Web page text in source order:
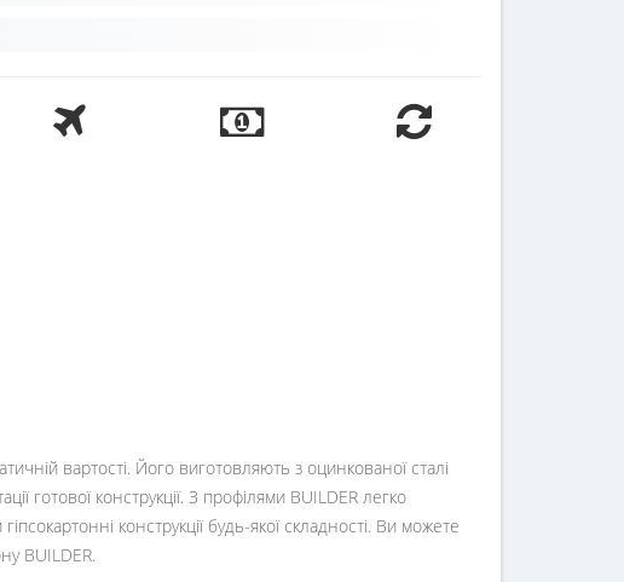
вартості. Його виготовляють з оцинкованої сталі
готової конструкції. З профілями BUILDER легко
конструкції будь-якої складності. Ви можете
BUILDER.